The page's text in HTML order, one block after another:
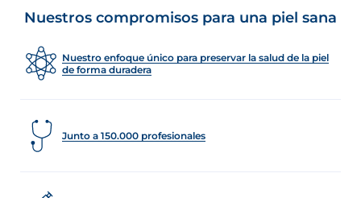
Nuestros compromisos para una piel sana
Nuestro enfoque único para preservar la salud de la piel
de forma duradera
Junto a 150.000 profesionales